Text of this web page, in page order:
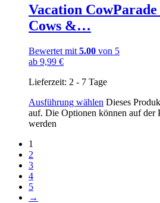
Vacation
Cows &…
Bewertet mit 5.00 von 5
ab 9,99 €
Lieferzeit: 2 - 7 Tage
Ausführung wählen Dieses
auf. Die Optionen können auf der
werden
1
2
3
4
5
→